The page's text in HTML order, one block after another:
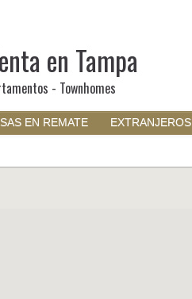
en Tampa
- Townhomes
EN REMATE EXTRANJEROS